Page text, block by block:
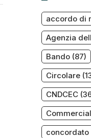
accordo di
Agenzia
Bando(87)
Circolare
CNDCEC